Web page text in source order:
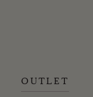
OUTLET